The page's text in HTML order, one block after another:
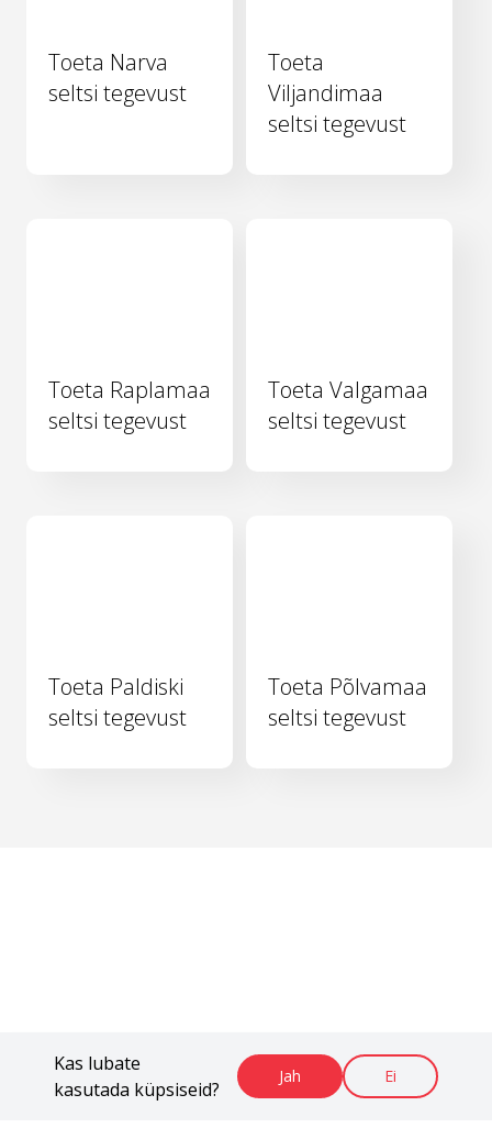
Kas lubate
kasutada küpsiseid?
Jah Ei
Toeta Narva
seltsi tegevust
Toeta
Viljandimaa
seltsi tegevust
Toeta Raplamaa
seltsi tegevust
Toeta Valgamaa
seltsi tegevust
Toeta Paldiski
seltsi tegevust
Toeta Põlvamaa
seltsi tegevust